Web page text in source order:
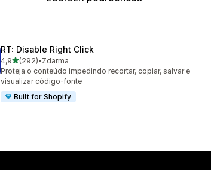
RT: Disable Right Click
4,9z 5 hvězd
(292)
Celkový počet recenzí: 292
•Zdarma
Proteja o conteúdo impedindo recortar, copiar, salvar e
visualizar código-fonte
Built for Shopify